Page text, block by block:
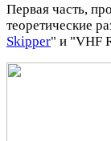
Первая часть,
теоретические
Skipper" и "VHF